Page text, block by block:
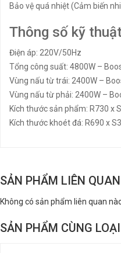
Bảo vệ quá nhiệt (Cảm biến
Thông số kỹ thuật
Điện áp: 220V/50Hz
Tổng công suất: 4800W –
Vùng nấu từ trái: 2400W –
Vùng nấu từ phải: 2400W –
Kích thước sản phẩm: R730 x
Kích thước khoét đá: R690 x
SẢN PHẨM LIÊN QUAN
Không có sản phẩm liên quan
SẢN PHẨM CÙNG LOẠI